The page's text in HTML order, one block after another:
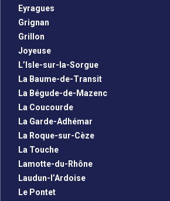
Eyragues
Grignan
Grillon
Joyeuse
L’Isle-sur-la-Sorgue
La Baume-de-Transit
La Bégude-de-Mazenc
La Coucourde
La Garde-Adhémar
La Roque-sur-Cèze
La Touche
Lamotte-du-Rhône
Laudun-l’Ardoise
Le Pontet